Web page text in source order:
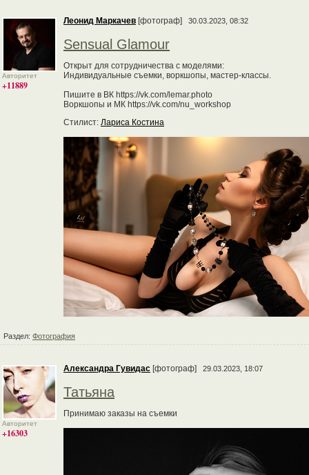
Авторитет
+11889
Леонид Маркачев [фотограф] 30.03.2023, 08:32
Sensual Glamour
Открыт для сотрудничества с моделями:
Индивидуальные съемки, воркшопы, мастер-классы.
Пишите в ВК https://vk.com/lemar.photo
Воркшопы и МК https://vk.com/nu_workshop
Стилист: Лариса Костина
Раздел: Фотография
Авторитет
+16303
Александра Гувидас [фотограф] 29.03.2023, 18:07
Татьяна
Принимаю заказы на съемки